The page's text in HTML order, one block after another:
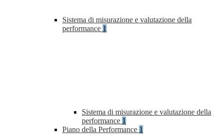
Sistema di misurazione e valutazione della
performance 1
Sistema di misurazione e valutazione della
performance 1
Piano della Performance 1